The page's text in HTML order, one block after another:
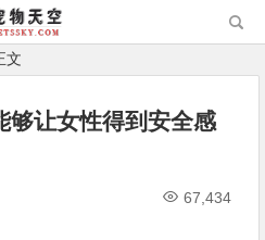
文
够让女性得到安全感
67,434